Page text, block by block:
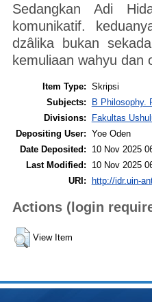
Sedangkan Adi
komunikatif.
dzâlika bukan
kemuliaan wahyu dan
Item Type: Skripsi
Subjects:
B Philosophy.
Divisions:
Fakultas
Depositing User: Yoe Oden
Date Deposited:
10 Nov 2025
Last Modified:
10 Nov 2025
URI: http://idr.uin-
Actions (login
View Item